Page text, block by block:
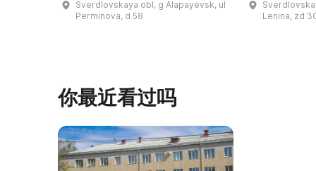
императорского дома. Они были
убиты на шахте Межная
Sverdlovskaya obl, g Alapayevsk, ul
Perminova, d 58
горным
Петрович
Lenina, zd
你最近看过吗